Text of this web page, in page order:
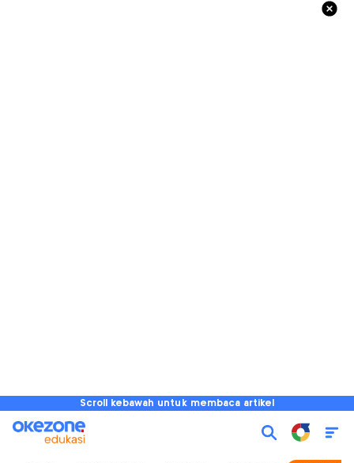
Scroll kebawah untuk membaca artikel